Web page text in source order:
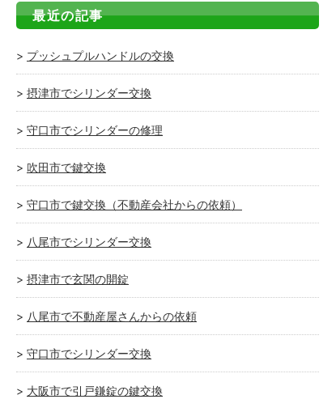
最近の記事
プッシュプルハンドルの交換
摂津市でシリンダー交換
守口市でシリンダーの修理
吹田市で鍵交換
守口市で鍵交換（不動産会社からの依頼）
八尾市でシリンダー交換
摂津市で玄関の開錠
八尾市で不動産屋さんからの依頼
守口市でシリンダー交換
大阪市で引戸鎌錠の鍵交換